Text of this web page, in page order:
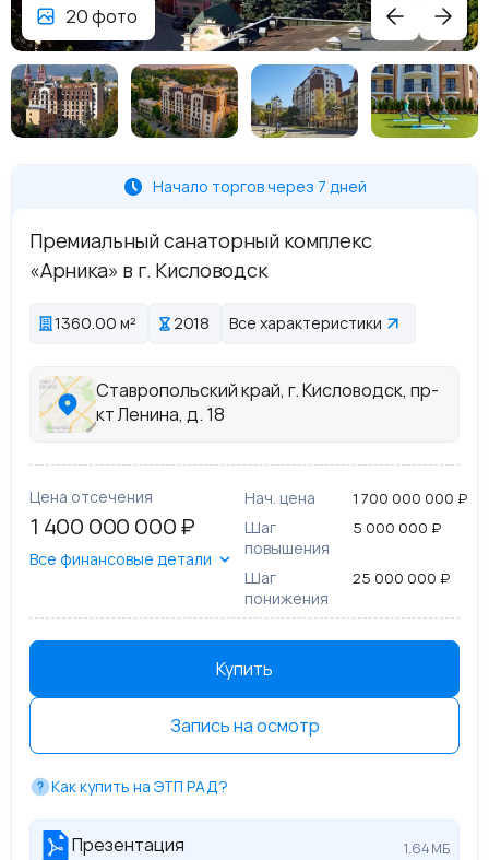
20 фото
Начало торгов через 7 дней
Премиальный санаторный комплекс
«Арника» в г. Кисловодск
1360.00 м² 2018 Все характеристики
Ставропольский край, г. Кисловодск, пр-
кт Ленина, д. 18
Цена отсечения
1 400 000 000 ₽
Все финансовые детали
Нач. цена 1 700 000 000 ₽
Шаг
повышения
5 000 000 ₽
Шаг
понижения
25 000 000 ₽
Купить
Запись на осмотр
Как купить на ЭТП РАД?
Презентация 1.64 МБ